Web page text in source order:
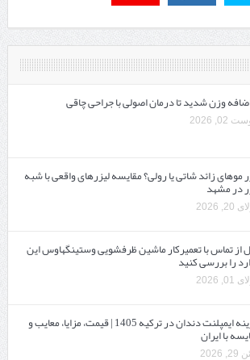
وزن شدید تا درمان اصولی با جراحی چاقی
02, 2026
موهای زائد شاتی یا رولی؟ مقایسه لیزرهای واقعی با شبه‌
در مشهد
2026
از تماس با تعمیرکار ماشین ظرفشویی وستینگهاوس این
را بررسی کنید
2026
هزینه ایمپلنت دندان در ترکیه 1405 | قیمت، مزایا، معایب و
با ایران
2026